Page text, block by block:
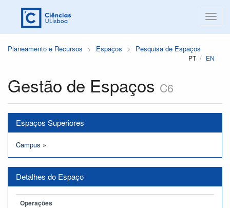
Planeamento e Recursos Espaços Pesquisa de Espaços
PT EN
Gestão de Espaços C6
Espaços Superiores
Campus »
Detalhes do Espaço
Operações